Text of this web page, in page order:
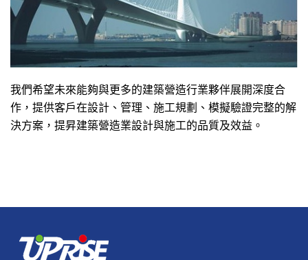
我們希望未來能夠與更多的建築營造行業夥伴展開深度合
作，提供客戶在設計、管理、施工規劃、模擬驗證完整的解
決方案，提昇建築營造業設計與施工的品質及效益。